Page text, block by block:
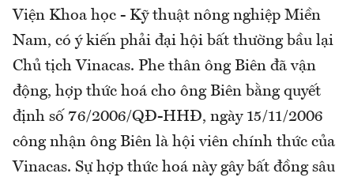
Viện Khoa học - Kỹ thuật nông nghiệp Miền
Nam, có ý kiến phải đại hội bất thường bầu lại
Chủ tịch Vinacas. Phe thân ông Biên đã vận
động, hợp thức hoá cho ông Biên bằng quyết
định số 76/2006/QĐ-HHĐ, ngày 15/11/2006
công nhận ông Biên là hội viên chính thức của
Vinacas. Sự hợp thức hoá này gây bất đồng sâu